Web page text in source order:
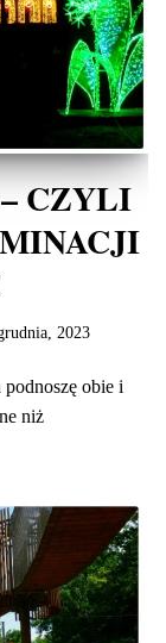
CZYLI
2023
obie i
niż